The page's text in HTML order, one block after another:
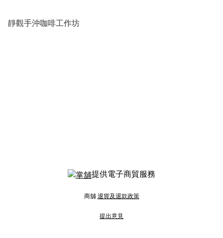
靜觀手沖咖啡工作坊
提供電子商貿服務
商舖 退貨及退款政策
提出意見